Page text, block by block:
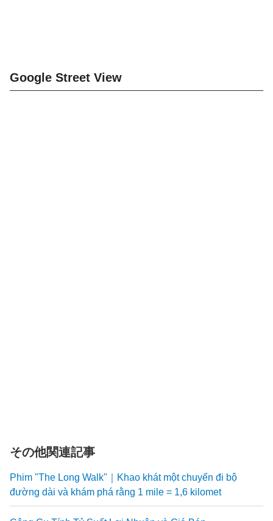
Google Street View
その他関連記事
Phim "The Long Walk"｜Khao khát một chuyến đi bộ
đường dài và khám phá rằng 1 mile = 1,6 kilomet